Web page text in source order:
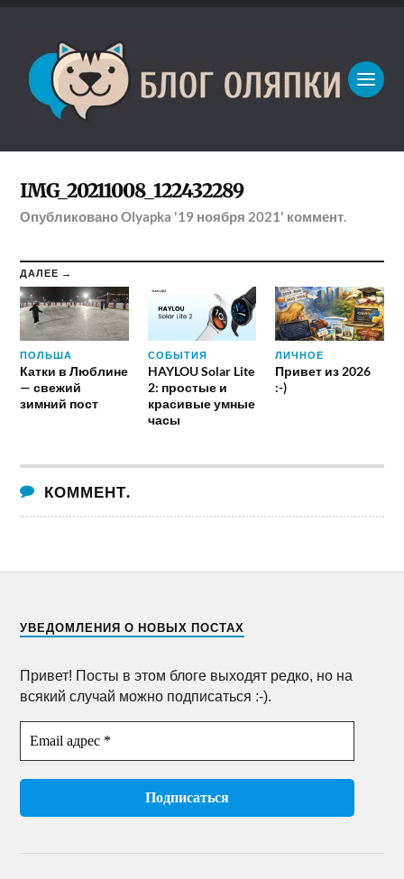
IMG_20211008_122432289
ОпубликованоOlyapka '19 ноября 2021' коммент.
ДАЛЕЕ →
ПОЛЬША
Катки в Люблине
— свежий
зимний пост
СОБЫТИЯ
HAYLOU Solar Lite
2: простые и
красивые умные
часы
ЛИЧНОЕ
Привет из 2026
:-)
КОММЕНТ.
УВЕДОМЛЕНИЯ О НОВЫХ ПОСТАХ
Привет! Посты в этом блоге выходят редко, но на
всякий случай можно подписаться :-).